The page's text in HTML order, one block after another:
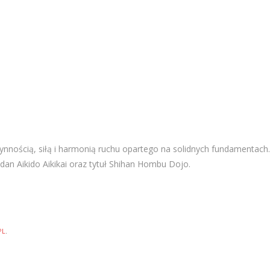
siłą i harmonią ruchu opartego na solidnych fundamentach.
Aikido Aikikai oraz tytuł Shihan Hombu Dojo.
.